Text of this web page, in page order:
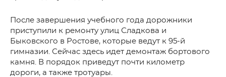
После завершения учебного года дорожники
приступили к ремонту улиц Сладкова и
Быковского в Ростове, которые ведут к 95-й
гимназии. Сейчас здесь идет демонтаж бортового
камня. В порядок приведут почти километр
дороги, а также тротуары.